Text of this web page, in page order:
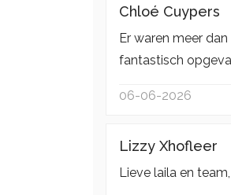
Chloé Cuypers
Er waren meer
fantastisch
06-06-2026
Lizzy Xhofleer
Lieve laila en team,